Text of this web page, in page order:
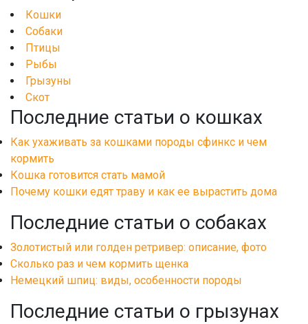
Кошки
Собаки
Птицы
Рыбы
Грызуны
Скот
Последние статьи о кошках
Как ухаживать за кошками породы сфинкс и чем
кормить
Кошка готовится стать мамой
Почему кошки едят траву и как ее вырастить дома
Последние статьи о собаках
Золотистый или голден ретривер: описание, фото
Сколько раз и чем кормить щенка
Немецкий шпиц: виды, особенности породы
Последние статьи о грызунах